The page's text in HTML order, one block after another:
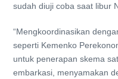
sudah diuji coba saat libur
“Mengkoordinasikan
seperti Kemenko
untuk penerapan skema
embarkasi, menyamakan